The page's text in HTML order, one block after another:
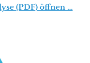
(PDF) öffnen …